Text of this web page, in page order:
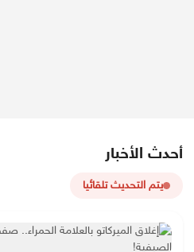
أحدث الأخبار
يتم التحديث تلقائيا